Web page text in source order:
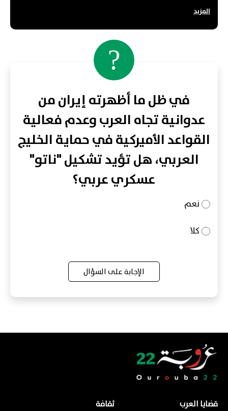
المزيد
?
في ظل ما أظهرته إيران من
عدوانية تجاه العرب وعدم فعالية
القواعد الأميركية في حماية الخليج
العربي، هل تؤيد تشكيل "ناتو"
عسكري عربي؟
نعم
كلا
الإجابة على السؤال
قضايا العرب
ثقافة